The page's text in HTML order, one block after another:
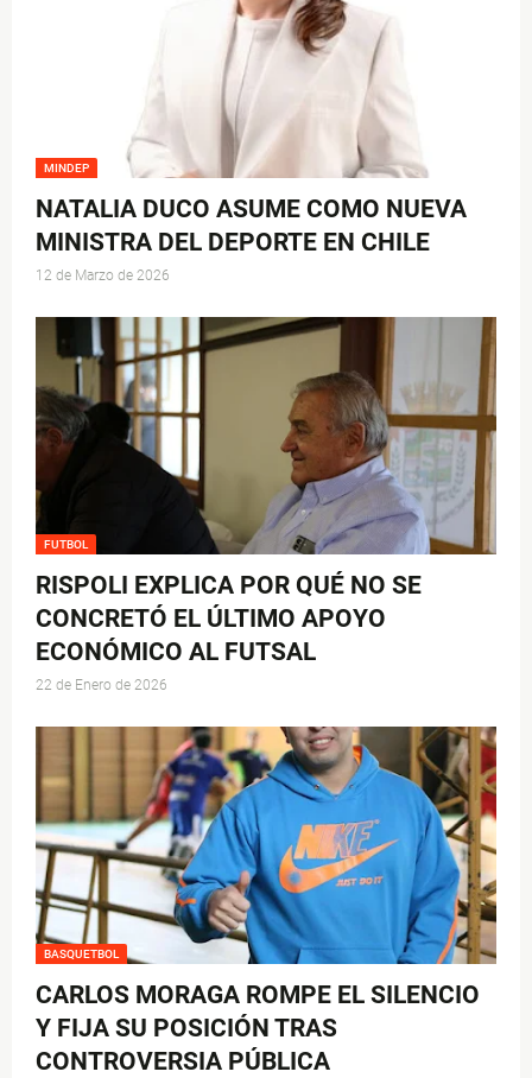
MINDEP
NATALIA DUCO ASUME COMO NUEVA
MINISTRA DEL DEPORTE EN CHILE
12 de Marzo de 2026
FUTBOL
RISPOLI EXPLICA POR QUÉ NO SE
CONCRETÓ EL ÚLTIMO APOYO
ECONÓMICO AL FUTSAL
22 de Enero de 2026
BASQUETBOL
CARLOS MORAGA ROMPE EL SILENCIO
Y FIJA SU POSICIÓN TRAS
CONTROVERSIA PÚBLICA